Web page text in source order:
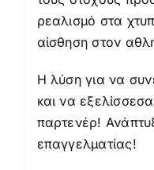
ρεαλισμό στα
αίσθηση στον
Η λύση για να
και να
παρτενέρ!
επαγγελματίας!